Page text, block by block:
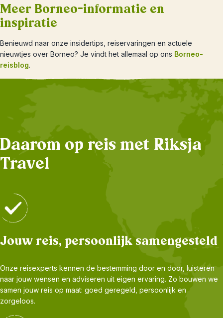
Meer Borneo-informatie en
inspiratie
Benieuwd naar onze insidertips, reiservaringen en actuele
nieuwtjes over Borneo? Je vindt het allemaal op ons Borneo-
reisblog.
Daarom op reis met Riksja
Travel
Jouw reis, persoonlijk samengesteld
Onze reisexperts kennen de bestemming door en door, luisteren
naar jouw wensen en adviseren uit eigen ervaring. Zo bouwen we
samen jouw reis op maat: goed geregeld, persoonlijk en
zorgeloos.